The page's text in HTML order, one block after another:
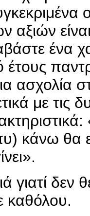
αξιών
ένα
ασχολία
με τις
κάνω θα
γιατί δεν
καθόλου.